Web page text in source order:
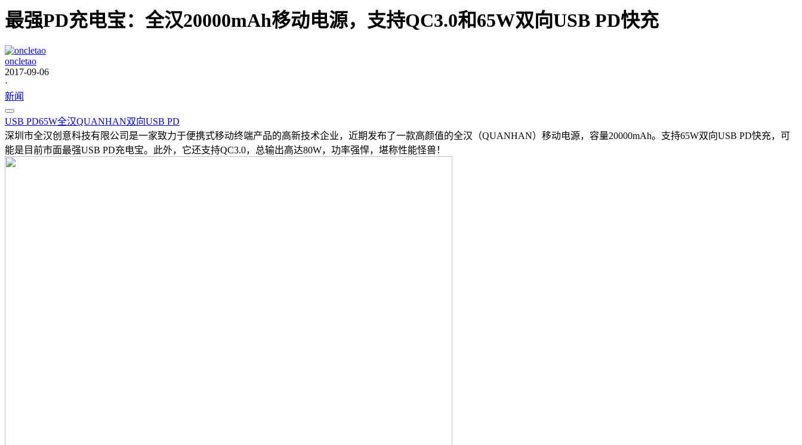
最强PD充电宝：全汉20000mAh移动电源，支持QC3.0和65W双向USB PD快充
oncletao
2017-09-06
·
新闻
USB PD65W全汉QUANHAN双向USB PD
深圳市全汉创意科技有限公司是一家致力于便携式移动终端产品的高新技术企业，近期发布了一款高颜值的全汉（QUANHAN）移动电源，容量20000mAh。支持65W双向USB PD快充，可
能是目前市面最强USB PD充电宝。此外，它还支持QC3.0，总输出高达80W，功率强悍，堪称性能怪兽！